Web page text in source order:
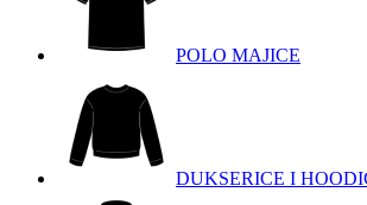
POLO MAJICE
DUKSERICE I